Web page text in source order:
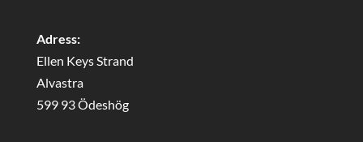
Adress:
Ellen Keys Strand
Alvastra
599 93 Ödeshög